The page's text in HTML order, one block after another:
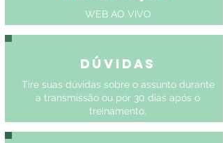
WEB AO VIVO
Dúvidas
Tire suas dúvidas sobre o assunto durante
a transmissão ou por 30 dias após o
treinamento.